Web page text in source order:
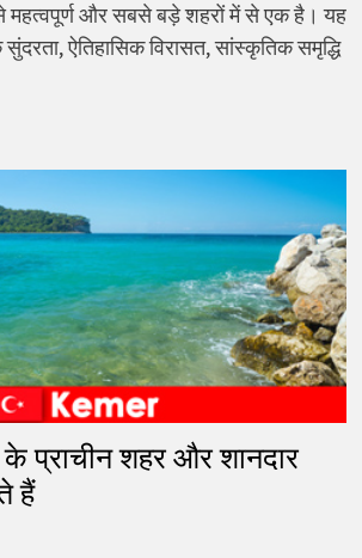
महत्वपूर्ण और सबसे बड़े शहरों में से एक है। यह
ऐतिहासिक विरासत, सांस्कृतिक समृद्धि
प्राचीन शहर और शानदार
हैं